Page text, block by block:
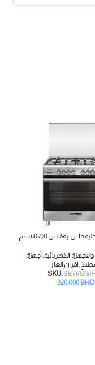
بمقاس 90×60 سم
والأجهزة الكهربائية أجهزة
أفران الغاز
SKU:
320.000BHD